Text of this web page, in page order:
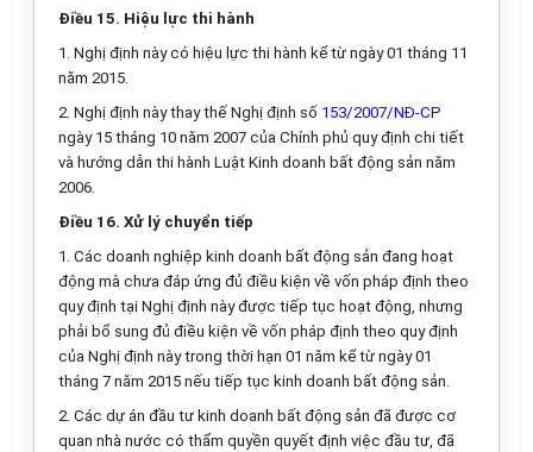
Điều 15. Hiệu lực thi hành
1. Nghị định này có hiệu lực thi hành kể từ ngày 01 tháng 11
năm 2015.
2. Nghị định này thay thế Nghị định số 153/2007/NĐ-CP
ngày 15 tháng 10 năm 2007 của Chính phủ quy định chi tiết
và hướng dẫn thi hành Luật Kinh doanh bất động sản năm
2006.
Điều 16. Xử lý chuyển tiếp
1. Các doanh nghiệp kinh doanh bất động sản đang hoạt
động mà chưa đáp ứng đủ điều kiện về vốn pháp định theo
quy định tại Nghị định này được tiếp tục hoạt động, nhưng
phải bổ sung đủ điều kiện về vốn pháp định theo quy định
của Nghị định này trong thời hạn 01 năm kể từ ngày 01
tháng 7 năm 2015 nếu tiếp tục kinh doanh bất động sản.
2. Các dự án đầu tư kinh doanh bất động sản đã được cơ
quan nhà nước có thẩm quyền quyết định việc đầu tư, đã